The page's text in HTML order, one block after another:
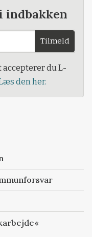
indbakken
Tilmeld
du L-
den her.